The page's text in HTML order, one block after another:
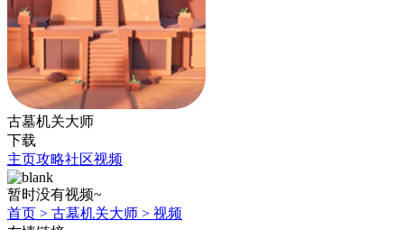
古墓机关大师
下载
主页攻略社区视频
暂时没有视频~
首页 > 古墓机关大师 > 视频